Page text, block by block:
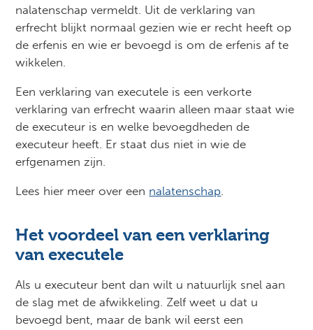
nalatenschap vermeldt. Uit de verklaring van
erfrecht blijkt normaal gezien wie er recht heeft op
de erfenis en wie er bevoegd is om de erfenis af te
wikkelen.
Een verklaring van executele is een verkorte
verklaring van erfrecht waarin alleen maar staat wie
de executeur is en welke bevoegdheden de
executeur heeft. Er staat dus niet in wie de
erfgenamen zijn.
Lees hier meer over een nalatenschap.
Het voordeel van een verklaring
van executele
Als u executeur bent dan wilt u natuurlijk snel aan
de slag met de afwikkeling. Zelf weet u dat u
bevoegd bent, maar de bank wil eerst een